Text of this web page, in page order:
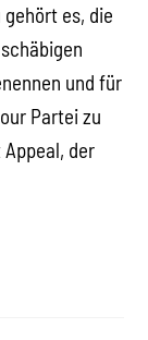
es, die
und für
Partei zu
der